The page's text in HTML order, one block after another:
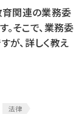
育関連の業務委
そこで、業務委
が、詳しく教え
法律